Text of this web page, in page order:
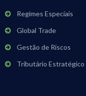
Regimes Especiais
Global Trade
Gestão de Riscos
Tributário Estratégico